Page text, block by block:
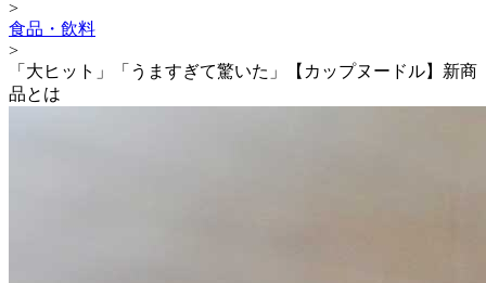
>
食品・飲料
>
「大ヒット」「うますぎて驚いた」【カップヌードル】新商
品とは